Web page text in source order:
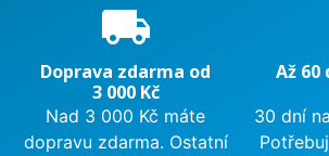
local_shipping
Doprava zdarma od
3 000 Kč
Nad 3 000 Kč máte
dopravu zdarma. Ostatní
Až 60
30 dní